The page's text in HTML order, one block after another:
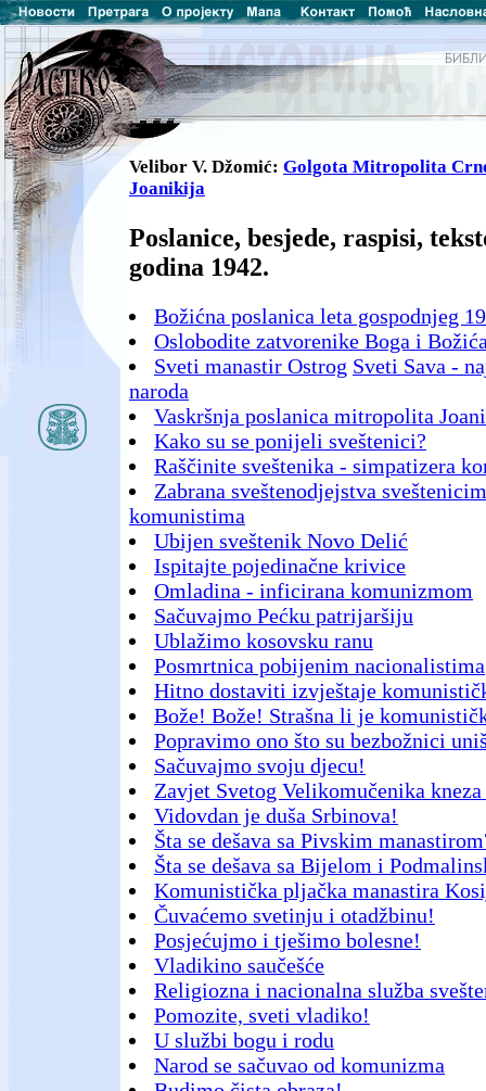
Velibor V. Džomić: Golgota Mitropolita
Joanikija
Poslanice, besjede, raspisi,
godina 1942.
Božićna poslanica leta gospodnjeg
Oslobodite zatvorenike Boga i
Sveti manastir Ostrog Sveti Sava -
naroda
Vaskršnja poslanica mitropolita
Kako su se ponijeli sveštenici?
Raščinite sveštenika - simpatizera
Zabrana sveštenodjejstva
komunistima
Ubijen sveštenik Novo Delić
Ispitajte pojedinačne krivice
Omladina - inficirana komunizmom
Sačuvajmo Pećku patrijaršiju
Ublažimo kosovsku ranu
Posmrtnica pobijenim nacionalistima
Hitno dostaviti izvještaje
Bože! Bože! Strašna li je
Popravimo ono što su bezbožnici
Sačuvajmo svoju djecu!
Zavjet Svetog Velikomučenika kneza
Vidovdan je duša Srbinova!
Šta se dešava sa Pivskim
Šta se dešava sa Bijelom i
Komunistička pljačka manastira
Čuvaćemo svetinju i otadžbinu!
Posjećujmo i tješimo bolesne!
Vladikino saučešće
Religiozna i nacionalna služba
Pomozite, sveti vladiko!
U službi bogu i rodu
Narod se sačuvao od komunizma